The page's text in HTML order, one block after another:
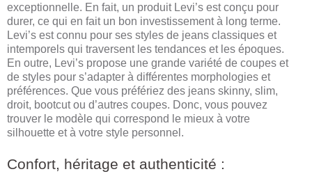
exceptionnelle. En fait, un produit Levi’s est conçu pour
durer, ce qui en fait un bon investissement à long terme.
Levi’s est connu pour ses styles de jeans classiques et
intemporels qui traversent les tendances et les époques.
En outre, Levi’s propose une grande variété de coupes et
de styles pour s’adapter à différentes morphologies et
préférences. Que vous préfériez des jeans skinny, slim,
droit, bootcut ou d’autres coupes. Donc, vous pouvez
trouver le modèle qui correspond le mieux à votre
silhouette et à votre style personnel.
Confort, héritage et authenticité :